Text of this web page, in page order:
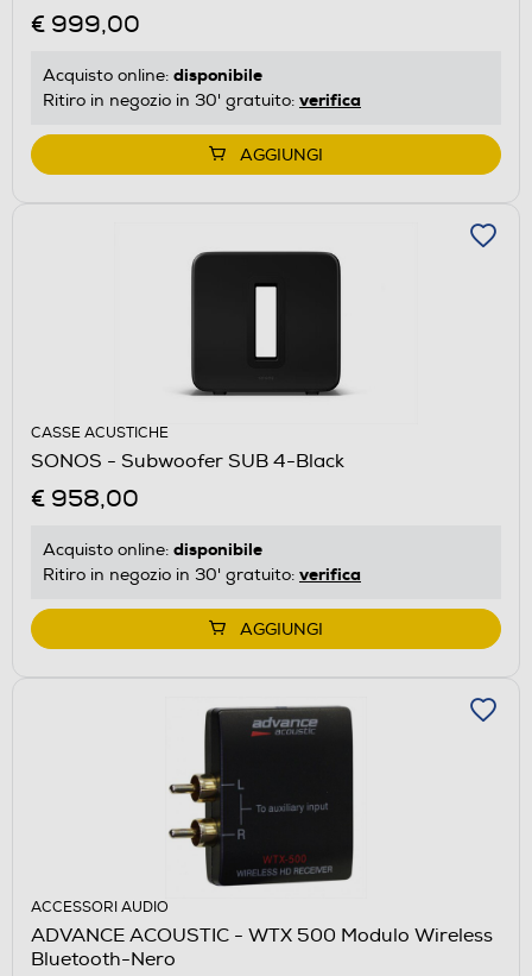
€ 999,00
Acquisto online: disponibile
Ritiro in negozio in 30' gratuito: verifica
AGGIUNGI
CASSE ACUSTICHE
SONOS - Subwoofer SUB 4-Black
€ 958,00
Acquisto online: disponibile
Ritiro in negozio in 30' gratuito: verifica
AGGIUNGI
ACCESSORI AUDIO
ADVANCE ACOUSTIC - WTX 500 Modulo Wireless
Bluetooth-Nero